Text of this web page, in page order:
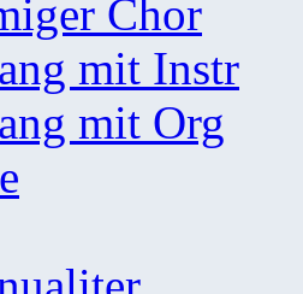
Chor
mit Instr
mit Org